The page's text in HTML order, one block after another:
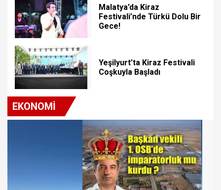
Malatya’da Kiraz
Festivali’nde Türkü Dolu Bir
Gece!
Yeşilyurt’ta Kiraz Festivali
Coşkuyla Başladı
EKONOMİ